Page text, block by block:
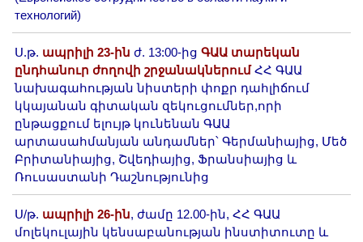
технологий)
Ս.թ. ապրիլի 23-ին ժ. 13:00-ից ԳԱԱ տարեկան
ընդհանուր ժողովի շրջանակներումՀՀ ԳԱԱ
նախագահության նիստերի փոքր դահլիճում
կկայանան գիտական զեկուցումներ,որի
ընթացքում ելույթ կունենան ԳԱԱ
արտասահմանյան անդամներ՝ Գերմանիայից, Մեծ
Բրիտանիայից, Շվեդիայից, Ֆրանսիայից և
Ռուսաստանի Դաշնությունից
Ս/թ. ապրիլի 26-ին, ժամը 12.00-ին, ՀՀ ԳԱԱ
մոլեկուլային կենսաբանության ինստիտուտը և